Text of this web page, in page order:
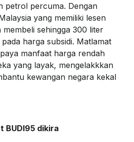
petrol percuma. Dengan
yang memiliki lesen
sehingga 300 liter
harga subsidi. Matlamat
manfaat harga rendah
yang layak, mengelakkkan
kewangan negara kekal
BUDI95 dikira